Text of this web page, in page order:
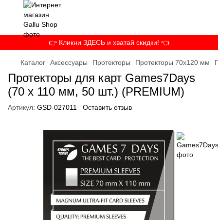
👉 Кликни ЗДЕСЬ и хватай скидки! 👈
Каталог Аксессуары Протекторы Протекторы 70x120 мм
Протекторы для карт Games7Days
(70 х 110 мм, 50 шт.) (PREMIUM)
Артикул: GSD-027011 Оставить отзыв